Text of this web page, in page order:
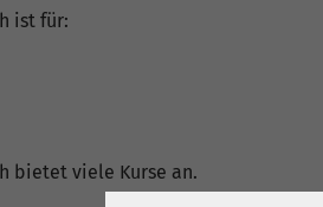
ist für:
bietet viele Kurse an.